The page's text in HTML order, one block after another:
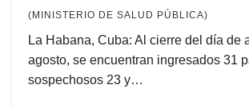
(MINISTERIO DE SALUD PÚBLICA)
La Habana, Cuba: Al cierre del día de
agosto, se encuentran ingresados 31
sospechosos 23 y…